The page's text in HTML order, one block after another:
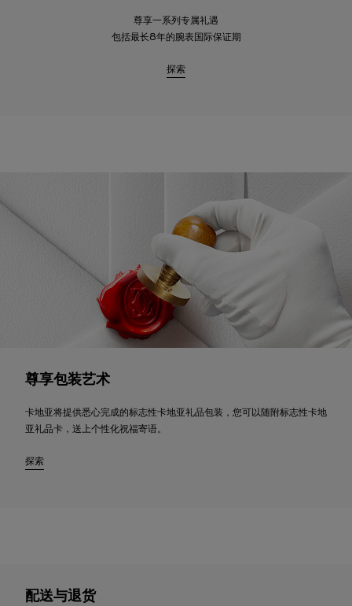
尊享一系列专属礼遇
包括最长8年的腕表国际保证期
探索
尊享包装艺术
卡地亚将提供悉心完成的标志性卡地亚礼品包装，您可以随附标志性卡地
亚礼品卡，送上个性化祝福寄语。
探索
配送与退货